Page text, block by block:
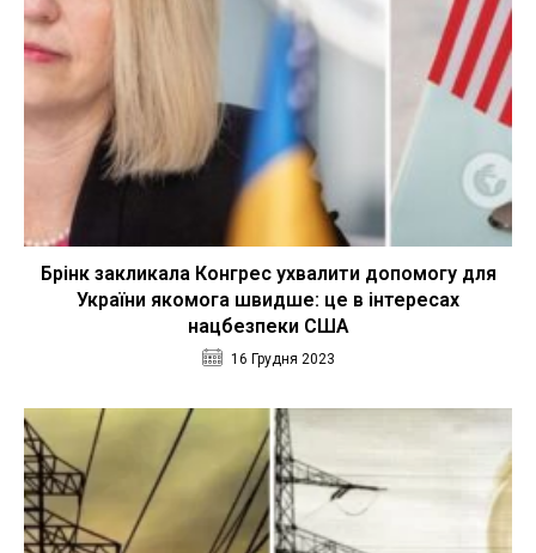
Брінк закликала Конгрес ухвалити допомогу для
України якомога швидше: це в інтересах
нацбезпеки США
16 Грудня 2023